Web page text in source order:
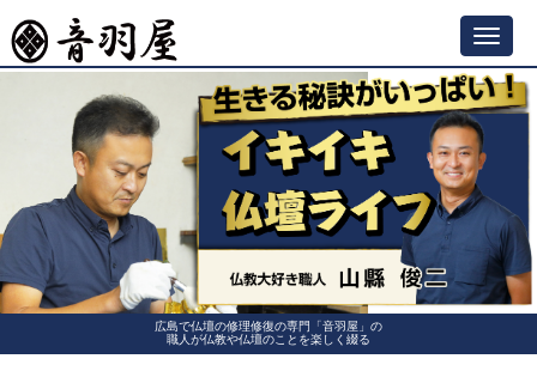
広島で仏壇の修理修復の専門「音羽屋」の
職人が仏教や仏壇のことを楽しく綴る